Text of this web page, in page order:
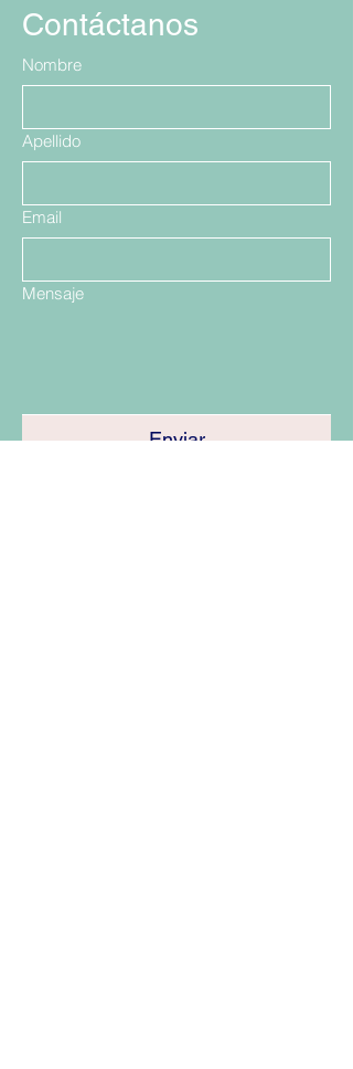
Contáctanos
Nombre
Apellido
Email
Mensaje
Enviar